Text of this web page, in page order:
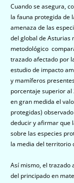
Cuando se asegura,
la fauna protegida de
amenaza de las
del global de Asturias
metodológico
trazado afectado por
estudio de impacto
y mamíferos
porcentaje superior al
en gran medida el
protegidas)
deducir y afirmar que
sobre las especies
la media del territorio
Así mismo, el trazado
del principado en